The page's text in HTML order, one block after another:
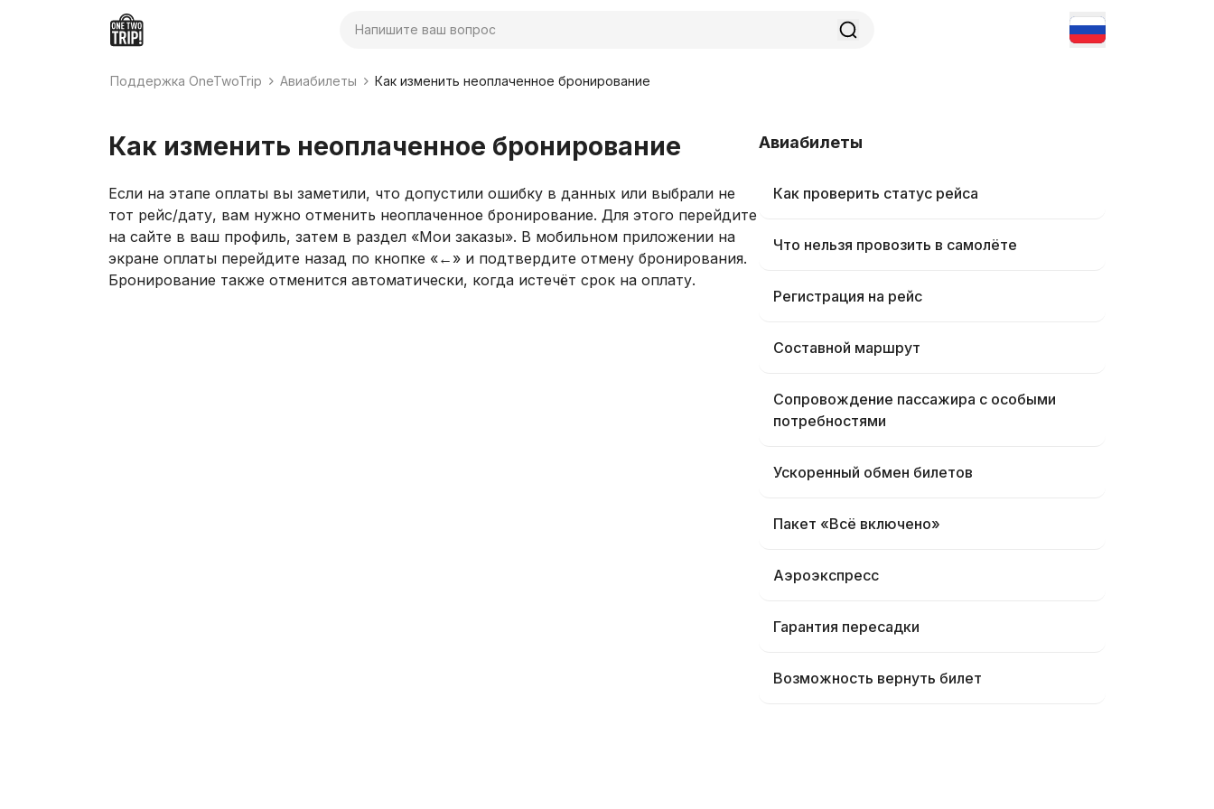
Поиск
Поддержка OneTwoTrip Авиабилеты Как изменить неоплаченное бронирование
Как изменить неоплаченное бронирование
Если на этапе оплаты вы заметили, что допустили ошибку в данных или выбрали не
тот рейс/дату, вам нужно отменить неоплаченное бронирование. Для этого перейдите
на сайте в ваш профиль, затем в раздел «Мои заказы». В мобильном приложении на
экране оплаты перейдите назад по кнопке «←» и подтвердите отмену бронирования.
Бронирование также отменится автоматически, когда истечёт срок на оплату.
Авиабилеты
Как проверить статус рейса
Что нельзя провозить в самолёте
Регистрация на рейс
Составной маршрут
Сопровождение пассажира с особыми
потребностями
Ускоренный обмен билетов
Пакет «Всё включено»
Аэроэкспресс
Гарантия пересадки
Возможность вернуть билет